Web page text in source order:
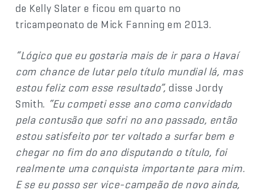
de Kelly Slater e ficou em quarto no
tricampeonato de Mick Fanning em 2013.
“Lógico que eu gostaria mais de ir para o Havaí
com chance de lutar pelo título mundial lá, mas
estou feliz com esse resultado”,disse Jordy
Smith. “Eu competi esse ano como convidado
pela contusão que sofri no ano passado, então
estou satisfeito por ter voltado a surfar bem e
chegar no fim do ano disputando o título, foi
realmente uma conquista importante para mim.
E se eu posso ser vice-campeão de novo ainda,